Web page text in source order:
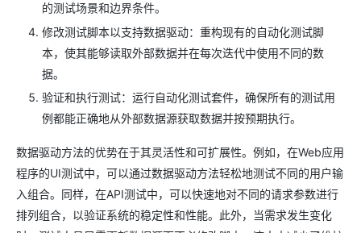
的测试场景和边界条件。
修改测试脚本以支持数据驱动：重构现有的自动化测试脚
本，使其能够读取外部数据并在每次迭代中使用不同的数
据。
验证和执行测试：运行自动化测试套件，确保所有的测试用
例都能正确地从外部数据源获取数据并按预期执行。
数据驱动方法的优势在于其灵活性和可扩展性。例如，在Web应用
程序的UI测试中，可以通过数据驱动方法轻松地测试不同的用户输
入组合。同样，在API测试中，可以快速地对不同的请求参数进行
排列组合，以验证系统的稳定性和性能。此外，当需求发生变化